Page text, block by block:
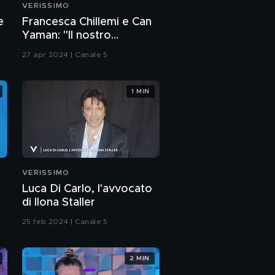
Dayane Mello e il suo
Lucas
Isobel e Cricca: "La
nuovo inizio
VERISSIMO
Francesca Chillemi e Can
Yaman: "Il nostro
rapporto sul set"
27 apr 2024 | Canale 5
VERISSIMO
Luca Di Carlo, l'avvocato
di Ilona Staller
25 feb 2024 | Canale 5
1 MIN
2 MIN